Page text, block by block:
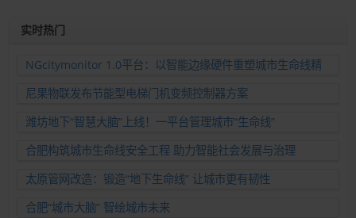
实时热门
NGcitymonitor 1.0平台：以智能边缘硬件重塑城市生命线精
准运维新范式
尼果物联发布节能型电梯门机变频控制器方案
潍坊地下“智慧大脑”上线！一平台管理城市“生命线”
合肥构筑城市生命线安全工程 助力智能社会发展与治理
太原管网改造：锻造“地下生命线” 让城市更有韧性
合肥“城市大脑” 智绘城市未来